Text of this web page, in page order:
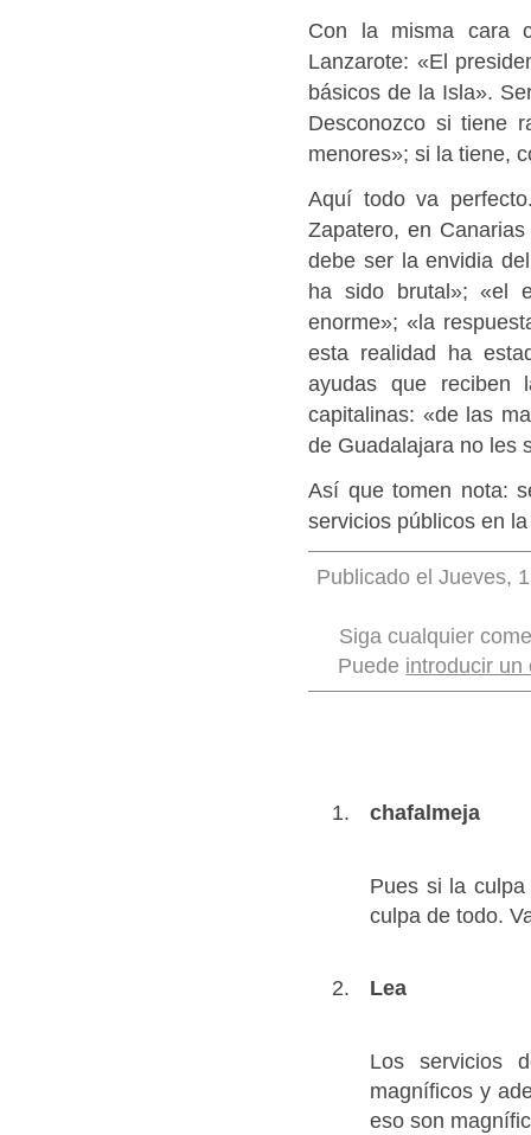
Con la misma cara
Lanzarote: «El
básicos de la Isla».
Desconozco si tiene
menores»; si la tiene,
Aquí todo va
Zapatero, en
debe ser la envidia
ha sido brutal»; «el
enorme»; «la
esta realidad ha
ayudas que reciben
capitalinas: «de las
de Guadalajara no les
Así que tomen nota:
servicios públicos en
Publicado el Jueves,
Siga cualquier
Puede introducir un
chafalmeja
Pues si la
culpa de todo.
Lea
Los servicios
magníficos y
eso son